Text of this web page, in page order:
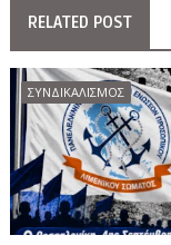
RELATED POST
ΣΥΝΔΙΚΑΛΙΣΜΟΣ